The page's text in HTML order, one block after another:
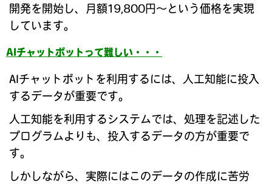
開発を開始し、月額19,800円～という価格を実現
しています。
AIチャットボットって難しい・・・
AIチャットボットを利用するには、人工知能に投入
するデータが重要です。
人工知能を利用するシステムでは、処理を記述した
プログラムよりも、投入するデータの方が重要で
す。
しかしながら、実際にはこのデータの作成に苦労